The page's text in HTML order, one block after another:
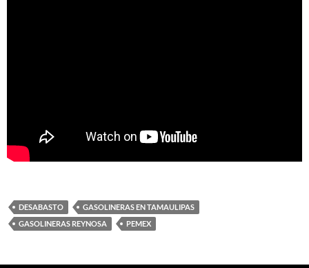
DESABASTO
GASOLINERAS EN TAMAULIPAS
GASOLINERAS REYNOSA
PEMEX